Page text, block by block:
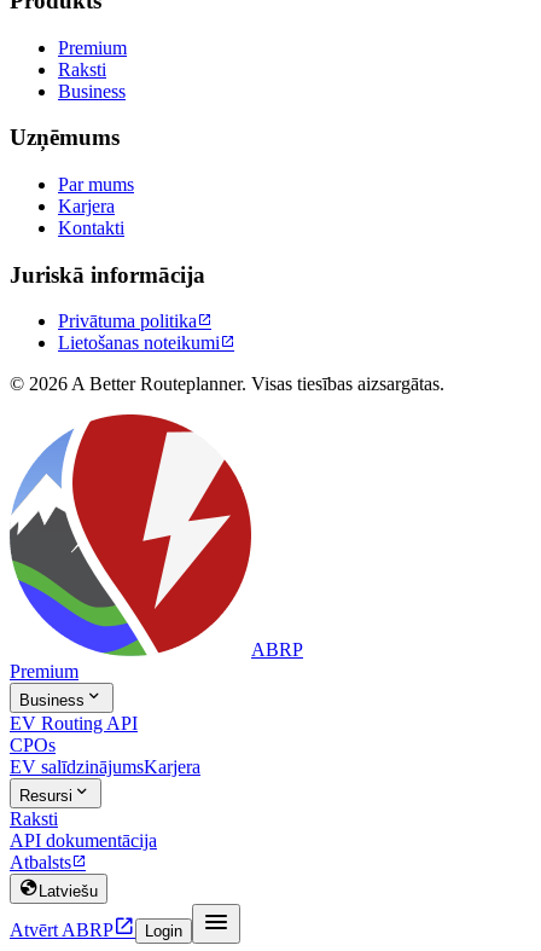
Premium
Raksti
Business
Uzņēmums
Par mums
Karjera
Kontakti
Juriskā informācija
Privātuma politika
Lietošanas noteikumi
© 2026 A Better Routeplanner. Visas tiesības aizsargātas.
ABRP
Premium
Business 
EV Routing API
CPOs
EV salīdzinājumsKarjera
Resursi 
Raksti
API dokumentācija
Atbalsts
 Latviešu
Atvērt ABRP Login 